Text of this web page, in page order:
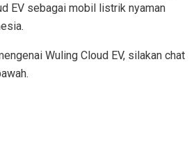
EV sebagai mobil listrik nyaman
Wuling Cloud EV, silakan chat